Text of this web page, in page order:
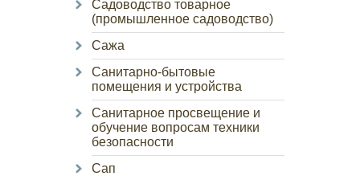
Садоводство товарное
(промышленное садоводство)
Сажа
Санитарно-бытовые
помещения и устройства
Санитарное просвещение и
обучение вопросам техники
безопасности
Сап